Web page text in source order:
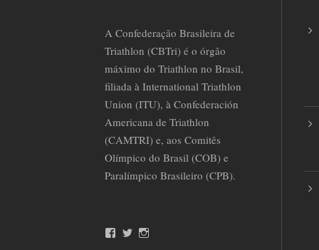
A Confederação Brasileira de
Triathlon (CBTri) é o órgão
máximo do Triathlon no Brasil,
filiada à International Triathlon
Union (ITU), à Confederación
Americana de Triathlon
(CAMTRI) e, aos Comitês
Olímpico do Brasil (COB) e
Paralímpico Brasileiro (CPB).
T